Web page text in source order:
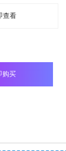
查看
购买